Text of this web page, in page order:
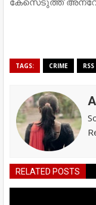
TAGS: CRIME RSS
RELATED POSTS